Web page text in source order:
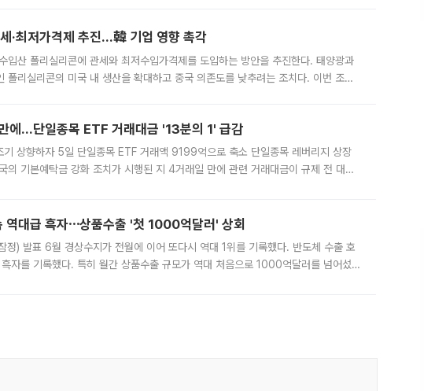
·최저가격제 추진…韓 기업 영향 촉각
입산 폴리실리콘에 관세와 최저수입가격제를 도입하는 방안을 추진한다. 태양광과
폴리실리콘의 미국 내 생산을 확대하고 중국 의존도를 낮추려는 조치다. 이번 조처
에…단일종목 ETF 거래대금 '13분의 1' 급감
상향하자 5일 단일종목 ETF 거래액 9199억으로 축소 단일종목 레버리지 상장
의 기본예탁금 강화 조치가 시행된 지 4거래일 만에 관련 거래대금이 규제 전 대비
역대급 흑자⋯상품수출 '첫 1000억달러' 상회
) 발표 6월 경상수지가 전월에 이어 또다시 역대 1위를 기록했다. 반도체 수출 호
자를 기록했다. 특히 월간 상품수출 규모가 역대 처음으로 1000억달러를 넘어섰